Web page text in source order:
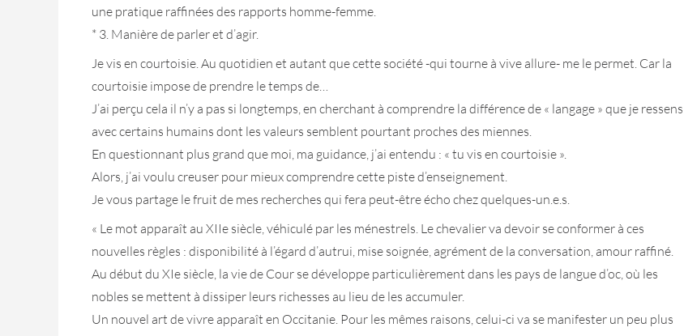
une pratique raffinées des rapports homme-femme.
* 3. Manière de parler et d’agir.
Je vis en courtoisie. Au quotidien et autant que cette société -qui tourne à vive allure- me le permet. Car la
courtoisie impose de prendre le temps de…
J’ai perçu cela il n’y a pas si longtemps, en cherchant à comprendre la différence de « langage » que je ressens
avec certains humains dont les valeurs semblent pourtant proches des miennes.
En questionnant plus grand que moi, ma guidance, j’ai entendu : « tu vis en courtoisie ».
Alors, j’ai voulu creuser pour mieux comprendre cette piste d’enseignement.
Je vous partage le fruit de mes recherches qui fera peut-être écho chez quelques-un.e.s.
« Le mot apparaît au XIIe siècle, véhiculé par les ménestrels. Le chevalier va devoir se conformer à ces
nouvelles règles : disponibilité à l’égard d’autrui, mise soignée, agrément de la conversation, amour raffiné.
Au début du XIe siècle, la vie de Cour se développe particulièrement dans les pays de langue d’oc, où les
nobles se mettent à dissiper leurs richesses au lieu de les accumuler.
Un nouvel art de vivre apparaît en Occitanie. Pour les mêmes raisons, celui-ci va se manifester un peu plus